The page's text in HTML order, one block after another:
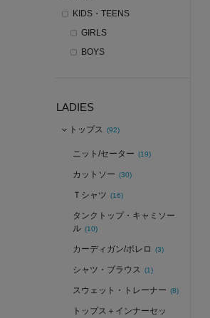
KIDS・TEENS
GIRLS
BOYS
LADIES
トップス (92)
ニット/セーター (19)
カットソー (30)
Ｔシャツ (16)
タンクトップ・キャミソー
ル (10)
カーディガン/ボレロ (3)
シャツ・ブラウス (1)
スウェット・トレーナー (8)
トップス＋インナーセッ